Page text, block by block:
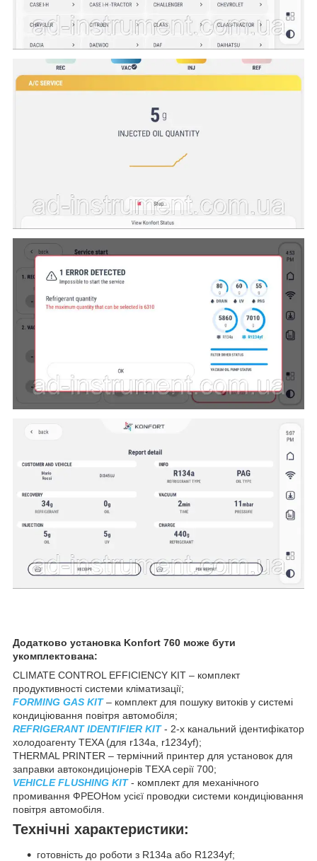
Додатково установка Konfort 760 може бути
укомплектована:
CLIMATE CONTROL EFFICIENCY KIT – комплект
продуктивності системи кліматизації;
FORMING GAS KIT– комплект для пошуку витоків у системі
кондиціювання повітря автомобіля;
REFRIGERANT IDENTIFIER KIT- 2-х канальний ідентифікатор
холодоагенту TEXA (для r134a, r1234yf);
THERMAL PRINTER – термічний принтер для установок для
заправки автокондиціонерів TEXA серії 700;
VEHICLE FLUSHING KIT- комплект для механічного
промивання ФРЕОНом усієї проводки системи кондиціювання
повітря автомобіля.
Технічні характеристики:
готовність до роботи з R134a або R1234yf;